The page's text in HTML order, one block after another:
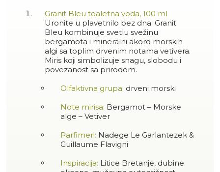
Granit Bleu toaletna voda, 100 ml
Uronite u plavetnilo bez dna. Granit
Bleu kombinuje svetlu svežinu
bergamota i mineralni akord morskih
algi sa toplim drvenim notama vetivera.
Miris koji simbolizuje snagu, slobodu i
povezanost sa prirodom.
Olfaktivna grupa: drveni morski
Note mirisa: Bergamot – Morske
alge – Vetiver
Parfimeri: Nadege Le Garlantezek &
Guillaume Flavigni
Inspiracija: Litice Bretanje, dubine